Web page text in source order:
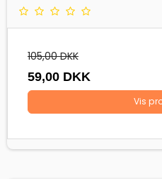
105,00 DKK
59,00 DKK
Vis